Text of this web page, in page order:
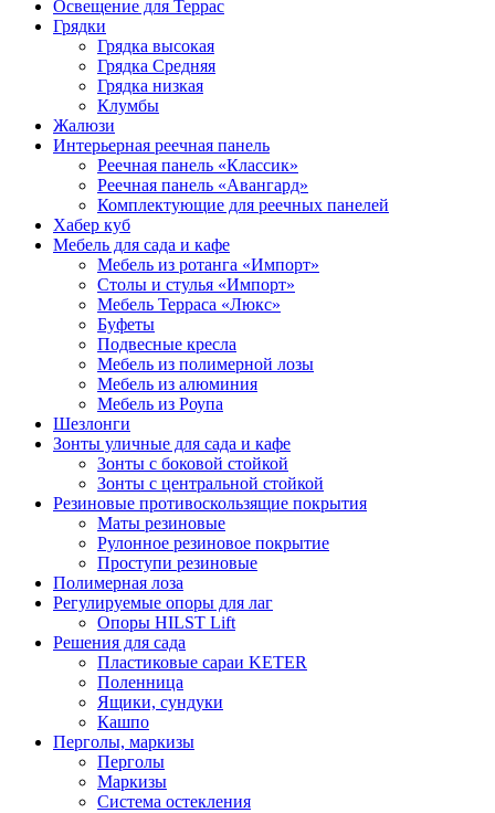
Освещение для Террас
Грядки
Грядка высокая
Грядка Средняя
Грядка низкая
Клумбы
Жалюзи
Интерьерная реечная панель
Реечная панель «Классик»
Реечная панель «Авангард»
Комплектующие для реечных панелей
Хабер куб
Мебель для сада и кафе
Мебель из ротанга «Импорт»
Столы и стулья «Импорт»
Мебель Терраса «Люкс»
Буфеты
Подвесные кресла
Мебель из полимерной лозы
Мебель из алюминия
Мебель из Роупа
Шезлонги
Зонты уличные для сада и кафе
Зонты с боковой стойкой
Зонты с центральной стойкой
Резиновые противоскользящие покрытия
Маты резиновые
Рулонное резиновое покрытие
Проступи резиновые
Полимерная лоза
Регулируемые опоры для лаг
Опоры HILST Lift
Решения для сада
Пластиковые сараи KETER
Поленница
Ящики, сундуки
Кашпо
Перголы, маркизы
Перголы
Маркизы
Система остекления